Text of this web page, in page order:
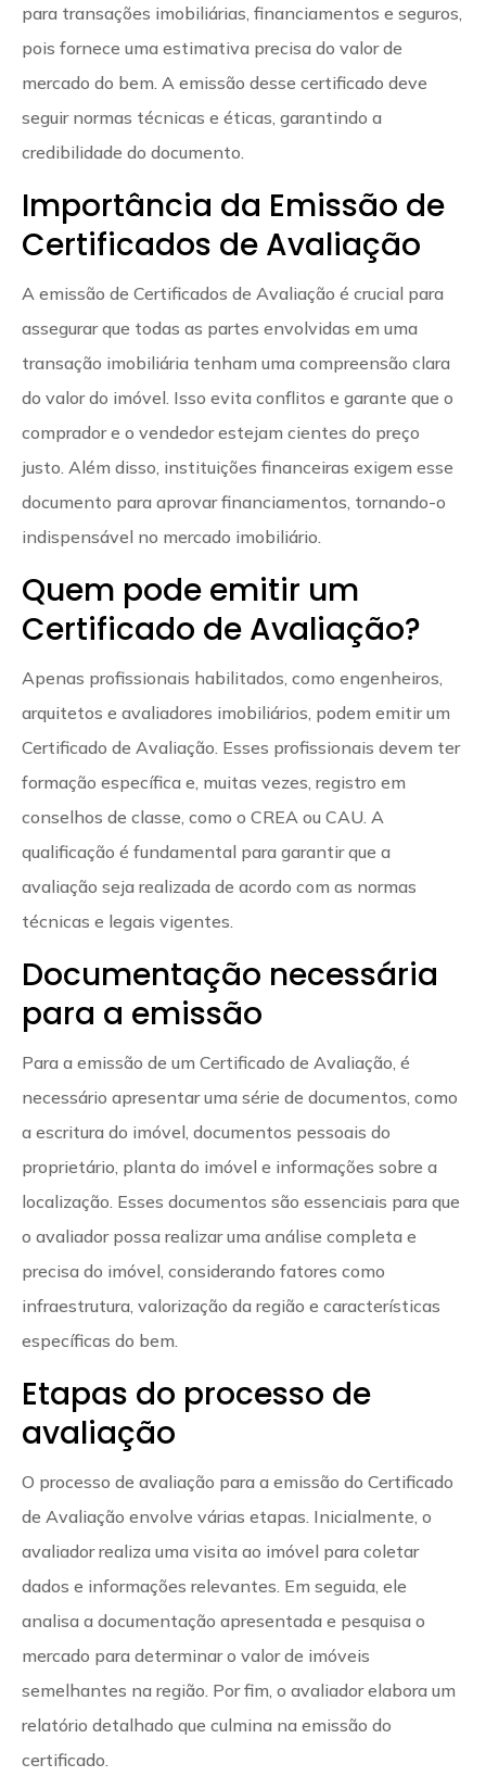
para transações imobiliárias, financiamentos e seguros,
pois fornece uma estimativa precisa do valor de
mercado do bem. A emissão desse certificado deve
seguir normas técnicas e éticas, garantindo a
credibilidade do documento.
Importância da Emissão de
Certificados de Avaliação
A emissão de Certificados de Avaliação é crucial para
assegurar que todas as partes envolvidas em uma
transação imobiliária tenham uma compreensão clara
do valor do imóvel. Isso evita conflitos e garante que o
comprador e o vendedor estejam cientes do preço
justo. Além disso, instituições financeiras exigem esse
documento para aprovar financiamentos, tornando-o
indispensável no mercado imobiliário.
Quem pode emitir um
Certificado de Avaliação?
Apenas profissionais habilitados, como engenheiros,
arquitetos e avaliadores imobiliários, podem emitir um
Certificado de Avaliação. Esses profissionais devem ter
formação específica e, muitas vezes, registro em
conselhos de classe, como o CREA ou CAU. A
qualificação é fundamental para garantir que a
avaliação seja realizada de acordo com as normas
técnicas e legais vigentes.
Documentação necessária
para a emissão
Para a emissão de um Certificado de Avaliação, é
necessário apresentar uma série de documentos, como
a escritura do imóvel, documentos pessoais do
proprietário, planta do imóvel e informações sobre a
localização. Esses documentos são essenciais para que
o avaliador possa realizar uma análise completa e
precisa do imóvel, considerando fatores como
infraestrutura, valorização da região e características
específicas do bem.
Etapas do processo de
avaliação
O processo de avaliação para a emissão do Certificado
de Avaliação envolve várias etapas. Inicialmente, o
avaliador realiza uma visita ao imóvel para coletar
dados e informações relevantes. Em seguida, ele
analisa a documentação apresentada e pesquisa o
mercado para determinar o valor de imóveis
semelhantes na região. Por fim, o avaliador elabora um
relatório detalhado que culmina na emissão do
certificado.